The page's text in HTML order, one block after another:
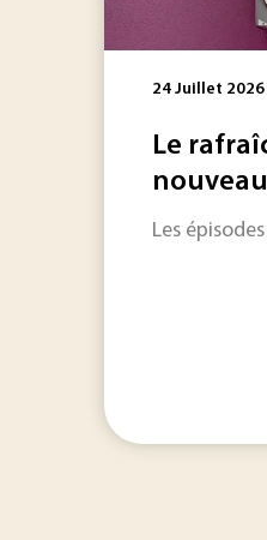
24 Juillet 2026
Le
Les